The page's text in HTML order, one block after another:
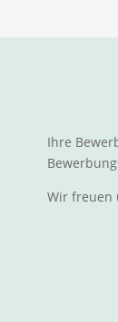
Ihre
Wir freuen